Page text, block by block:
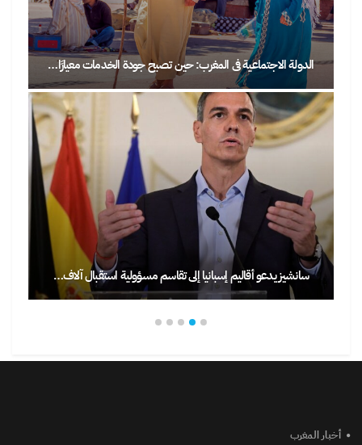
الدولة الاجتماعية في المغرب: حين تصبح جودة الخدمات معيارًا…
سانشيز يدعو أقاليم إسبانيا إلى تقاسم مسؤولية استقبال آلاف…
أخبار المغرب